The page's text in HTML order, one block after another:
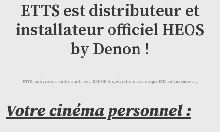
ETTS est distributeur et
installateur officiel HEOS
by Denon !
ETTS, intégrateur audio multiroom DENON & spécialiste domotique KNX au Luxembourg
Votre cinéma personnel :